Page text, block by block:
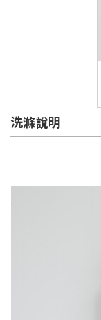
洗滌說明